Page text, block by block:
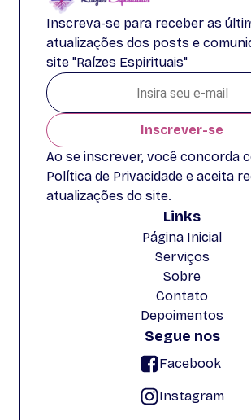
Inscreva-se para receber as
atualizações dos posts e
site "Raízes Espirituais"
Inscrever-se
Ao se inscrever, você concorda
Política de Privacidade e aceita
atualizações do site.
Links
Página Inicial
Serviços
Sobre
Contato
Depoimentos
Segue nos
Facebook
Instagram